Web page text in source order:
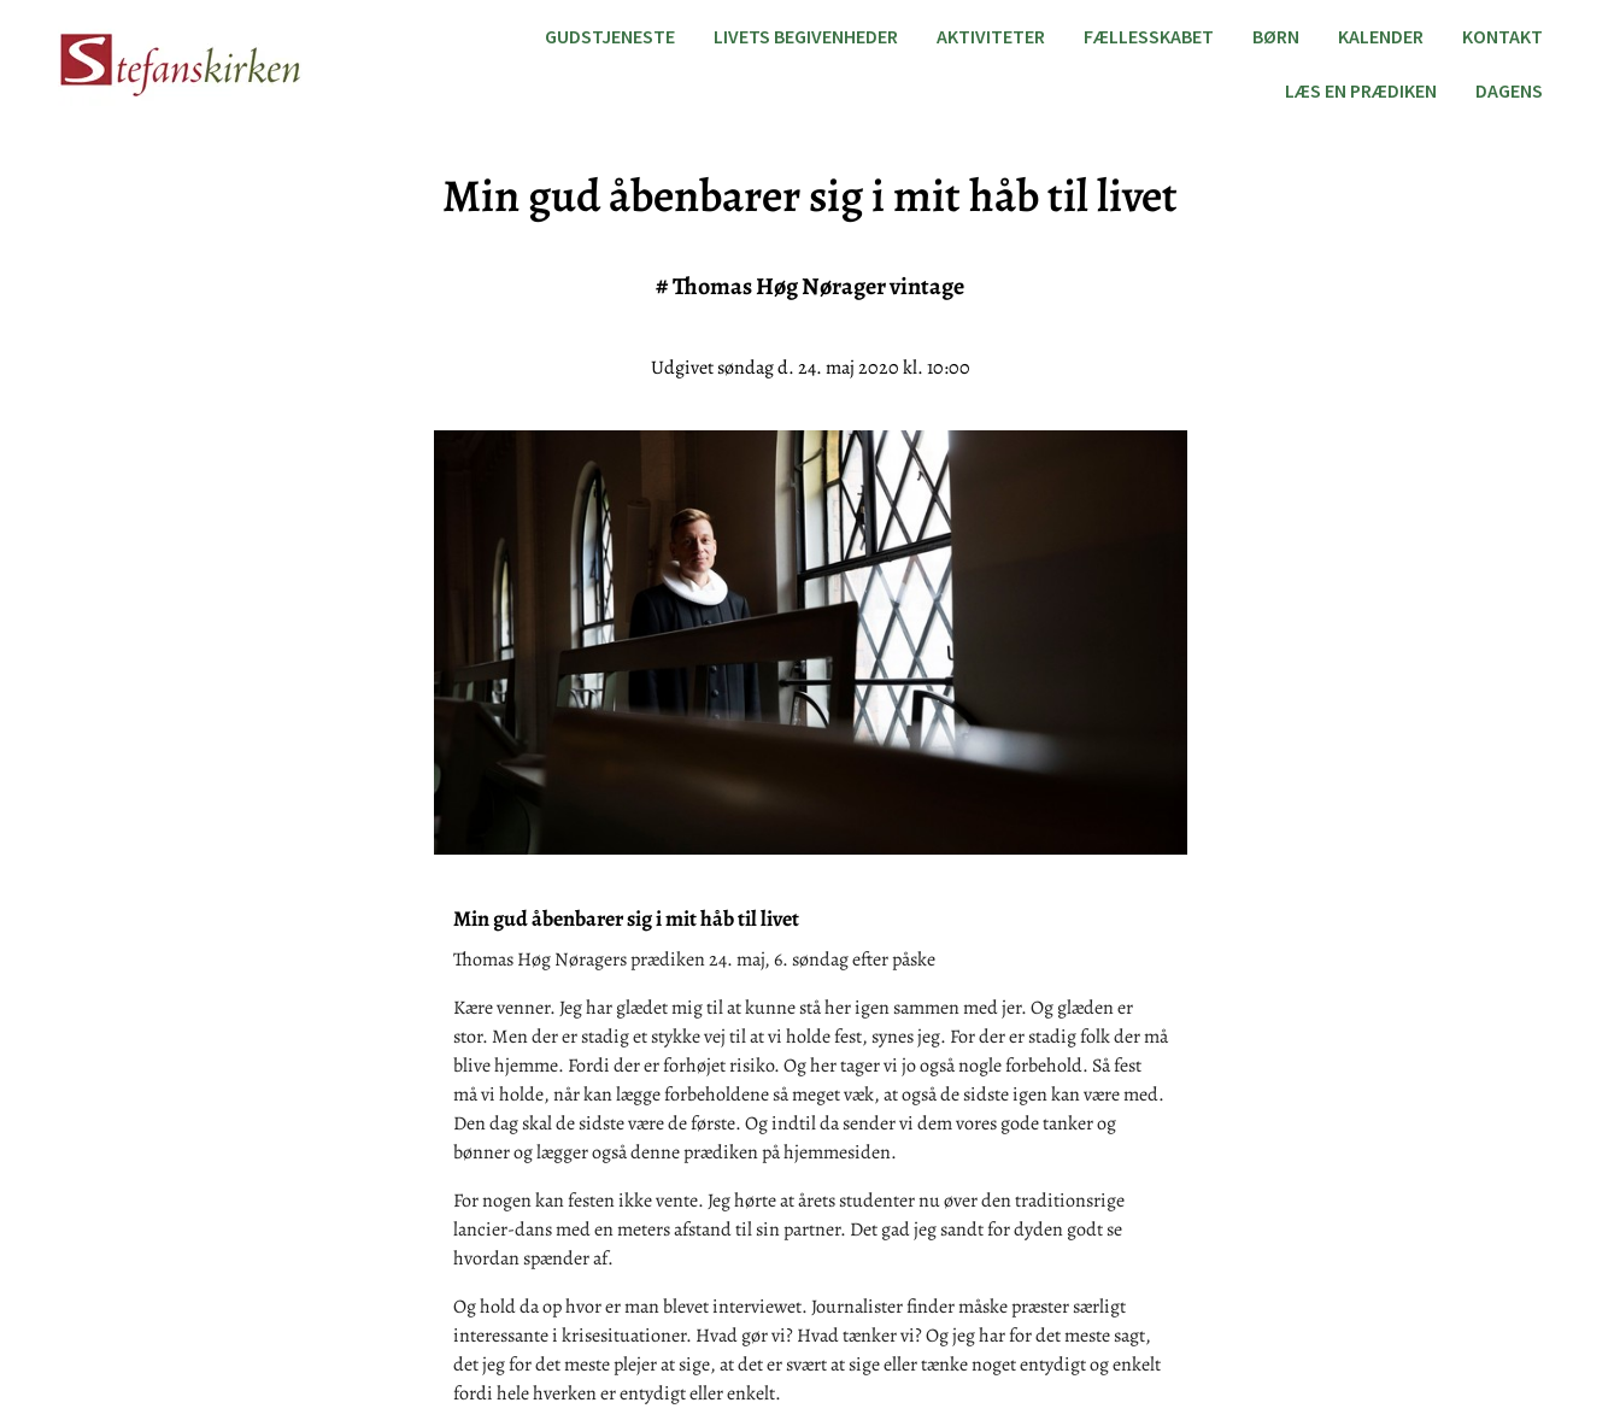
GUDSTJENESTE LIVETS BEGIVENHEDER AKTIVITETER FÆLLESSKABET BØRN KALENDER KONTAKT
LÆS EN PRÆDIKEN DAGENS
Min gud åbenbarer sig i mit håb til livet
#Thomas Høg Nørager vintage
Udgivet søndag d. 24. maj 2020 kl. 10:00
Min gud åbenbarer sig i mit håb til livet
Thomas Høg Nøragers prædiken 24. maj, 6. søndag efter påske
Kære venner. Jeg har glædet mig til at kunne stå her igen sammen med jer. Og glæden er
stor. Men der er stadig et stykke vej til at vi holde fest, synes jeg. For der er stadig folk der må
blive hjemme. Fordi der er forhøjet risiko. Og her tager vi jo også nogle forbehold. Så fest
må vi holde, når kan lægge forbeholdene så meget væk, at også de sidste igen kan være med.
Den dag skal de sidste være de første. Og indtil da sender vi dem vores gode tanker og
bønner og lægger også denne prædiken på hjemmesiden.
For nogen kan festen ikke vente. Jeg hørte at årets studenter nu øver den traditionsrige
lancier-dans med en meters afstand til sin partner. Det gad jeg sandt for dyden godt se
hvordan spænder af.
Og hold da op hvor er man blevet interviewet. Journalister finder måske præster særligt
interessante i krisesituationer. Hvad gør vi? Hvad tænker vi? Og jeg har for det meste sagt,
det jeg for det meste plejer at sige, at det er svært at sige eller tænke noget entydigt og enkelt
fordi hele hverken er entydigt eller enkelt.